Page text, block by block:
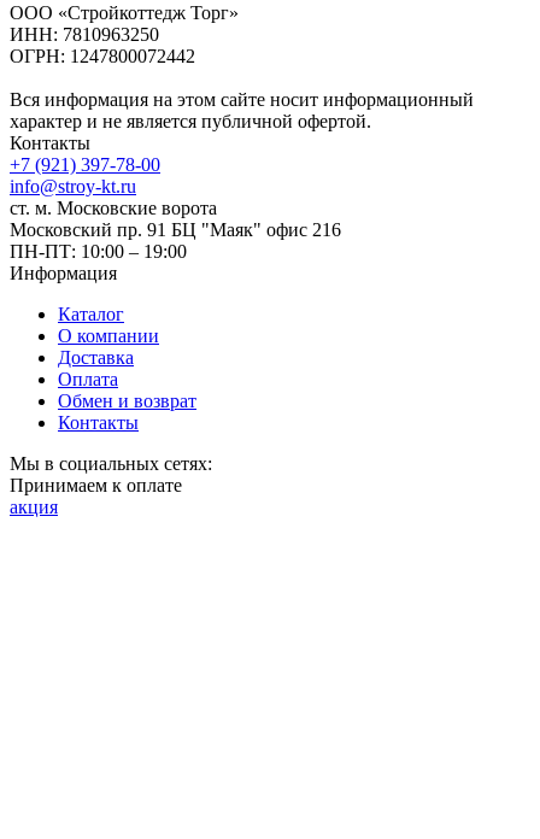
ООО «Стройкоттедж Торг»
ИНН: 7810963250
ОГРН: 1247800072442
Вся информация на этом сайте носит информационный
характер и не является публичной офертой.
Контакты
+7 (921) 397-78-00
info@stroy-kt.ru
ст. м. Московские ворота
Московский пр. 91 БЦ "Маяк" офис 216
ПН-ПТ: 10:00 – 19:00
Информация
Каталог
О компании
Доставка
Оплата
Обмен и возврат
Контакты
Мы в социальных сетях:
Принимаем к оплате
акция